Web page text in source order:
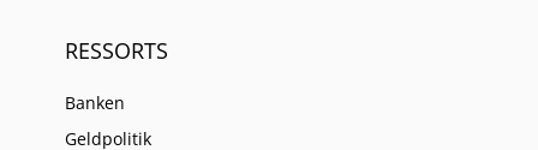
RESSORTS
Banken
Geldpolitik